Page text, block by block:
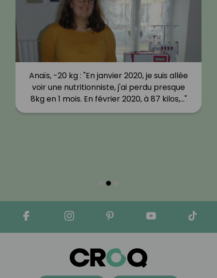
Anaïs, -20 kg : "En janvier 2020, je suis allée
voir une nutritionniste, j'ai perdu presque
8kg en 1 mois. En février 2020, à 87 kilos,…"